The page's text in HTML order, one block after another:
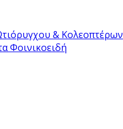
& Κολεοπτέρων
Φοινικοειδή